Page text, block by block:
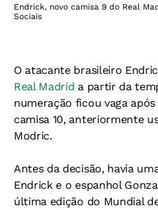
Endrick, novo camisa 9 do Real
Sociais
O atacante brasileiro
Real Madrid a partir da
numeração ficou vaga
camisa 10, anteriormente
Modric.
Antes da decisão, havia
Endrick e o espanhol
última edição do Mundial